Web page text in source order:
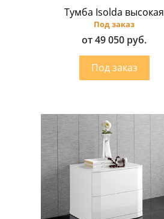
Тумба Isolda высокая
Под заказ
от 49 050 руб.